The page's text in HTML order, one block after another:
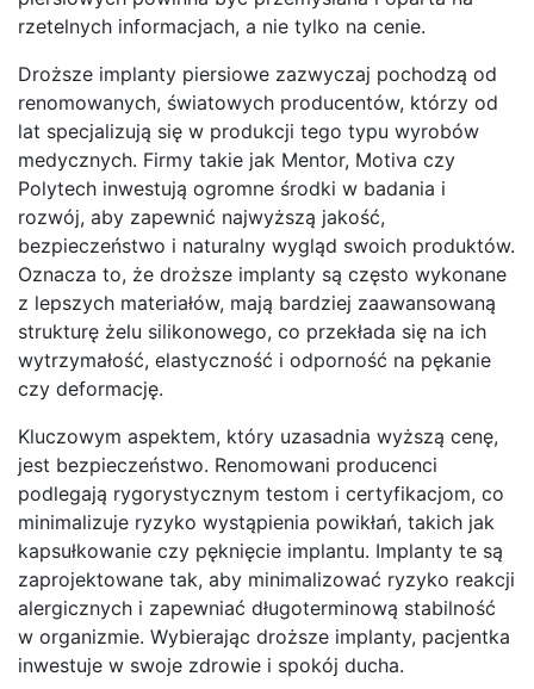
rzetelnych informacjach, a nie tylko na cenie.
Droższe implanty piersiowe zazwyczaj pochodzą od
renomowanych, światowych producentów, którzy od
lat specjalizują się w produkcji tego typu wyrobów
medycznych. Firmy takie jak Mentor, Motiva czy
Polytech inwestują ogromne środki w badania i
rozwój, aby zapewnić najwyższą jakość,
bezpieczeństwo i naturalny wygląd swoich produktów.
Oznacza to, że droższe implanty są często wykonane
z lepszych materiałów, mają bardziej zaawansowaną
strukturę żelu silikonowego, co przekłada się na ich
wytrzymałość, elastyczność i odporność na pękanie
czy deformację.
Kluczowym aspektem, który uzasadnia wyższą cenę,
jest bezpieczeństwo. Renomowani producenci
podlegają rygorystycznym testom i certyfikacjom, co
minimalizuje ryzyko wystąpienia powikłań, takich jak
kapsułkowanie czy pęknięcie implantu. Implanty te są
zaprojektowane tak, aby minimalizować ryzyko reakcji
alergicznych i zapewniać długoterminową stabilność
w organizmie. Wybierając droższe implanty, pacjentka
inwestuje w swoje zdrowie i spokój ducha.